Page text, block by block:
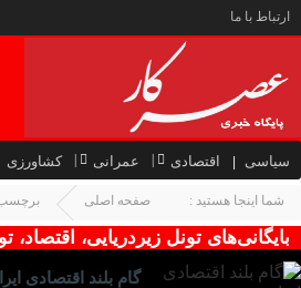
ارتباط با ما
سیاسی اقتصادی عمرانی کشاورزی
شما اینجا هستید : صفحه اصلی برچسب
بایگانی‌های تونل زیردریایی،
گام بلند اقتصادی